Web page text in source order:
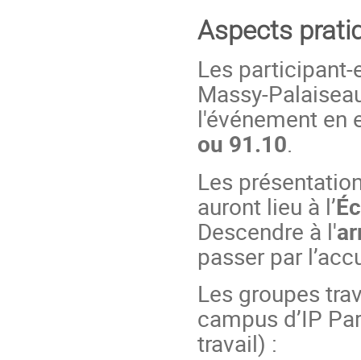
Aspects
Les participant-
Massy-
l'événement
ou 91.10.
Les
auront lieu à l’
Descendre à l'
passer par
Les groupes
campus d’IP
travail) :